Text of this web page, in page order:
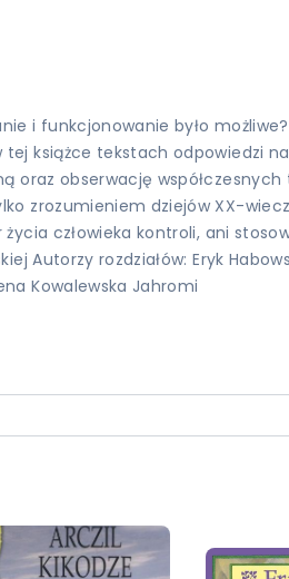
i funkcjonowanie było
książce tekstach odpowiedzi
oraz obserwację
zrozumieniem dziejów XX-
człowieka kontroli, ani
Autorzy rozdziałów: Eryk
Kowalewska Jahromi